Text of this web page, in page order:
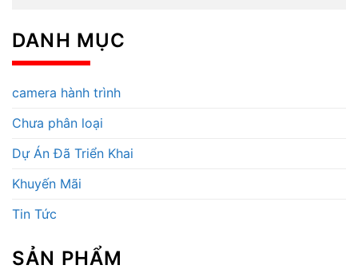
DANH MỤC
camera hành trình
Chưa phân loại
Dự Án Đã Triển Khai
Khuyến Mãi
Tin Tức
SẢN PHẨM